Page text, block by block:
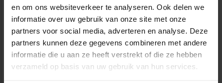
en om ons websiteverkeer te analyseren. Ook delen we
informatie over uw gebruik van onze site met onze
partners voor social media, adverteren en analyse. Deze
partners kunnen deze gegevens combineren met andere
informatie die u aan ze heeft verstrekt of die ze hebben
verzameld op basis van uw gebruik van hun services.
Gewenste
lengtemaat in
(max. 2000 mm)
+/- 2 mm lengtetolerantie
Materiaalkosten